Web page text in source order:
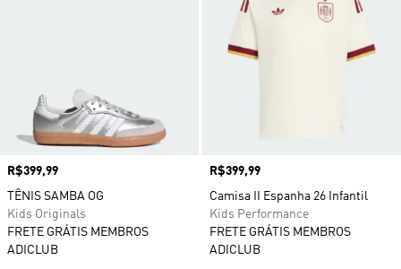
Preço
R$399,99
TÊNIS SAMBA OG
Kids Originals
FRETE GRÁTIS MEMBROS
ADICLUB
Preço
R$399,99
Camisa II Espanha 26 Infantil
Kids Performance
FRETE GRÁTIS MEMBROS
ADICLUB